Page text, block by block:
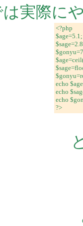
は実際に
<?php
$age=5.1;
echo
echo
echo
?>